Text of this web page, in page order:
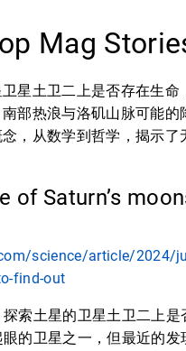
Mag
星土卫二上是否存在生命
部热浪与洛矶山脉可能的
，从数学到哲学，揭示了
of Saturn’s
science/article/2024/
find-out
索土星的卫星土卫二上
的卫星之一，但最近的